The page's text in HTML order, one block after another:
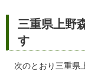
三重県上野
す
次のとおり三重県